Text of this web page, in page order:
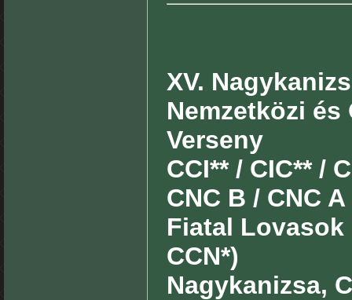
XV.
Nemzetközi
Verseny
CCI** / CIC** /
CNC B / CNC
Fiatal Lovasok
CCN*)
Nagykanizsa,